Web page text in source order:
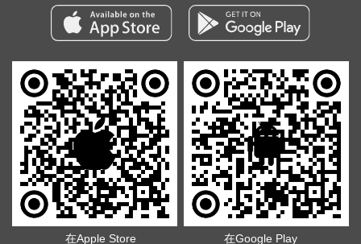
在Apple Store 在Google Play